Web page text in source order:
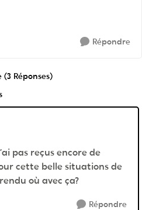
Répondre
Réponses)
pas reçus encore de
cette belle situations de
où avec ça?
Répondre